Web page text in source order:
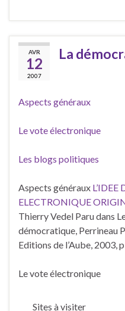
AVR
12
2007
La
Aspects généraux
Le vote électronique
Les blogs politiques
Aspects généraux
ELECTRONIQUE
Thierry Vedel Paru dans
démocratique, Perrineau
Editions de l’Aube, 2003,
Le vote électronique
Sites à visiter